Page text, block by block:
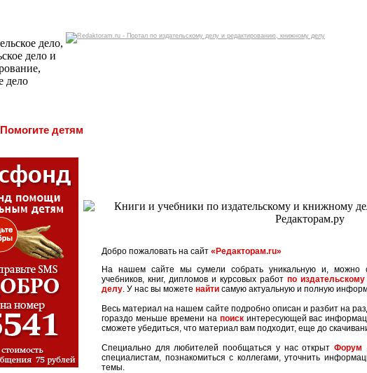
Помогите детям
Добро пожаловать на сайт «Редакторам.ru»
На нашем сайте мы сумели собрать уникальную и, можно
учебников, книг, дипломов и курсовых работ по
делу. У нас вы можете найти самую актуальную и полную
Весь материал на нашем сайте подробно описан и разбит на
гораздо меньше времени на поискинтересующей вас
сможете убедиться, что материал вам подходит, еще до
Специально для любителей пообщаться у нас открыт Форум
специалистам, познакомиться с коллегами, уточнить
темы.